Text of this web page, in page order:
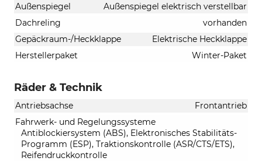
Außenspiegel
Außenspiegel elektrisch verstellbar
Dachreling
vorhanden
Gepäckraum-/Heckklappe
Elektrische Heckklappe
Herstellerpaket
Winter-Paket
Räder & Technik
Antriebsachse
Frontantrieb
Fahrwerk- und Regelungssysteme
Antiblockiersystem (ABS), Elektronisches Stabilitäts-
Programm (ESP), Traktionskontrolle (ASR/CTS/ETS),
Reifendruckkontrolle